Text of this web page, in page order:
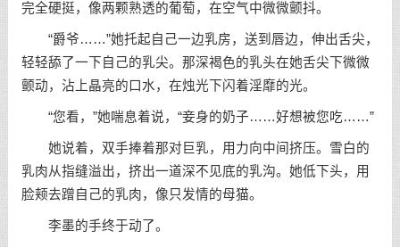
完全硬挺，像两颗熟透的葡萄，在空气中微微颤抖。
“爵爷……”她托起自己一边乳房，送到唇边，伸出舌尖，
轻轻舔了一下自己的乳尖。那深褐色的乳头在她舌尖下微微
颤动，沾上晶亮的口水，在烛光下闪着淫靡的光。
“您看，”她喘息着说，“妾身的奶子……好想被您吃……”
她说着，双手捧着那对巨乳，用力向中间挤压。雪白的
乳肉从指缝溢出，挤出一道深不见底的乳沟。她低下头，用
脸颊去蹭自己的乳肉，像只发情的母猫。
李墨的手终于动了。